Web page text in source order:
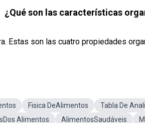
¿Qué son las características
Estas son las cuatro propiedades
Fisica DeAlimentos Tabla De
Alimentos
AlimentosSaudáveis